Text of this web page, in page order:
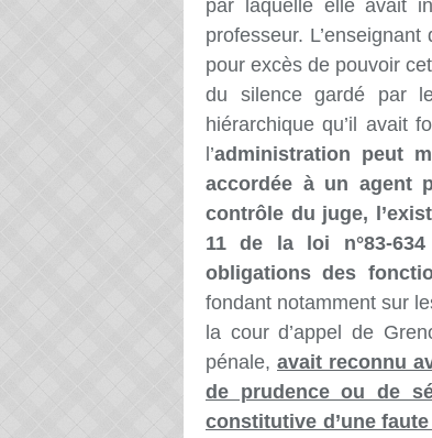
par laquelle elle avait
professeur. L’enseignant
pour excès de pouvoir
du silence gardé par
hiérarchique qu’il avait
l’administration peut
accordée à un agent
contrôle du juge,
11 de la loi n°83-
obligations des
fondant notamment sur
la cour d’appel de
pénale, avait reconnu
de prudence ou de
constitutive d’une